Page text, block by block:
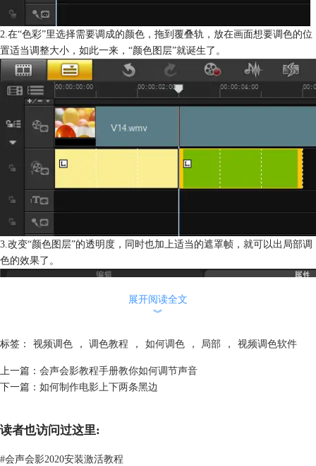
2.在“色彩”里选择需要调成的颜色，拖到覆叠轨，放在画面想要调色的位
置适当调整大小，如此一来，“颜色图层”就诞生了。
3.改变“颜色图层”的透明度，同时也加上适当的遮罩帧，就可以出局部调
色的效果了。
用这样的方法，也可实现同一画面多处不同局部的调色。当然，如果你嫌
重复第三步，也能达到局部调色的效果。怎么样，你学会了吗？想要学习
展开阅读全文
︾
标签： 视频调色 ， 调色教程 ， 如何调色 ， 局部 ， 视频调色软件
上一篇： 会声会影教程手册教你如何调节声音
下一篇： 如何制作电影上下两条黑边
读者也访问过这里:
#会声会影2020安装激活教程